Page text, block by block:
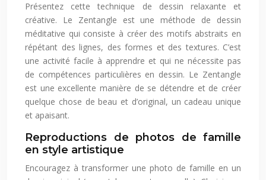
Présentez cette technique de dessin relaxante et
créative. Le Zentangle est une méthode de dessin
méditative qui consiste à créer des motifs abstraits en
répétant des lignes, des formes et des textures. C’est
une activité facile à apprendre et qui ne nécessite pas
de compétences particulières en dessin. Le Zentangle
est une excellente manière de se détendre et de créer
quelque chose de beau et d’original, un cadeau unique
et apaisant.
Reproductions de photos de famille
en style artistique
Encouragez à transformer une photo de famille en un